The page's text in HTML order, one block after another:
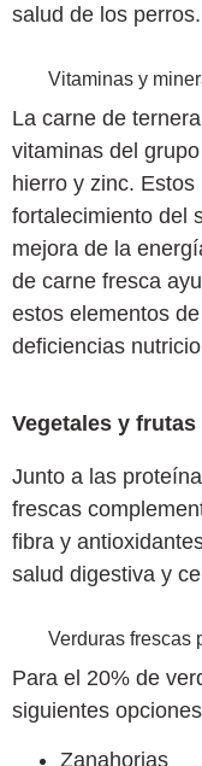
salud de los perros.
Vitaminas y
La carne de
vitaminas del
hierro y zinc.
fortalecimiento del
mejora de la
de carne fresca
estos elementos
deficiencias
Vegetales y
Junto a las
frescas
fibra y
salud digestiva y
Verduras frescas
Para el 20% de
siguientes
Zanahorias